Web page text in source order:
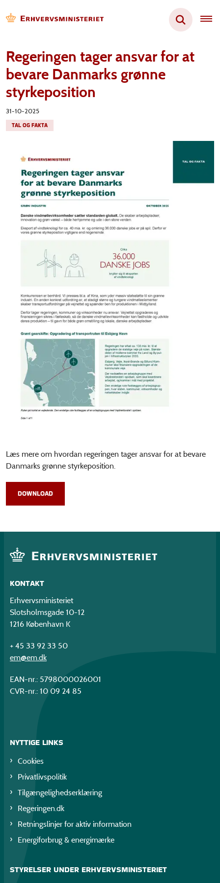
Regeringen tager ansvar for at
bevare Danmarks grønne
styrkeposition
31-10-2025
TAL OG FAKTA
Læs mere om hvordan regeringen tager ansvar for at bevare
Danmarks grønne styrkeposition.
DOWNLOAD
KONTAKT
Erhvervsministeriet
Slotsholmsgade 10-12
1216 København K
+ 45 33 92 33 50
em@em.dk
EAN-nr.: 5798000026001
CVR-nr.: 10 09 24 85
NYTTIGE LINKS
Cookies
Privatlivspolitik
Tilgængelighedserklæring
Regeringen.dk
Retningslinjer for aktiv information
Energiforbrug & energimærke
STYRELSER UNDER ERHVERVSMINISTERIET